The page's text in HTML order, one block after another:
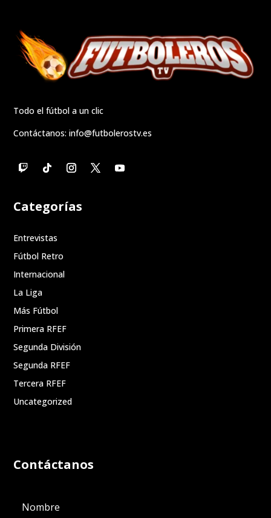
Todo el fútbol a un clic
Contáctanos:info@futbolerostv.es
Categorías
Entrevistas
Fútbol Retro
Internacional
La Liga
Más Fútbol
Primera RFEF
Segunda División
Segunda RFEF
Tercera RFEF
Uncategorized
Contáctanos